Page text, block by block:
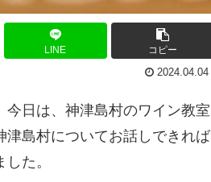
LINE コピー
2024.04.04
日は、神津島村のワイン教室
津島村についてお話しできれば
た。